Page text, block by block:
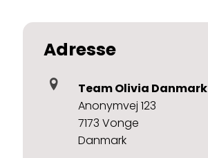
Adresse
Team Olivia Danmark
Anonymvej 123
7173 Vonge
Danmark